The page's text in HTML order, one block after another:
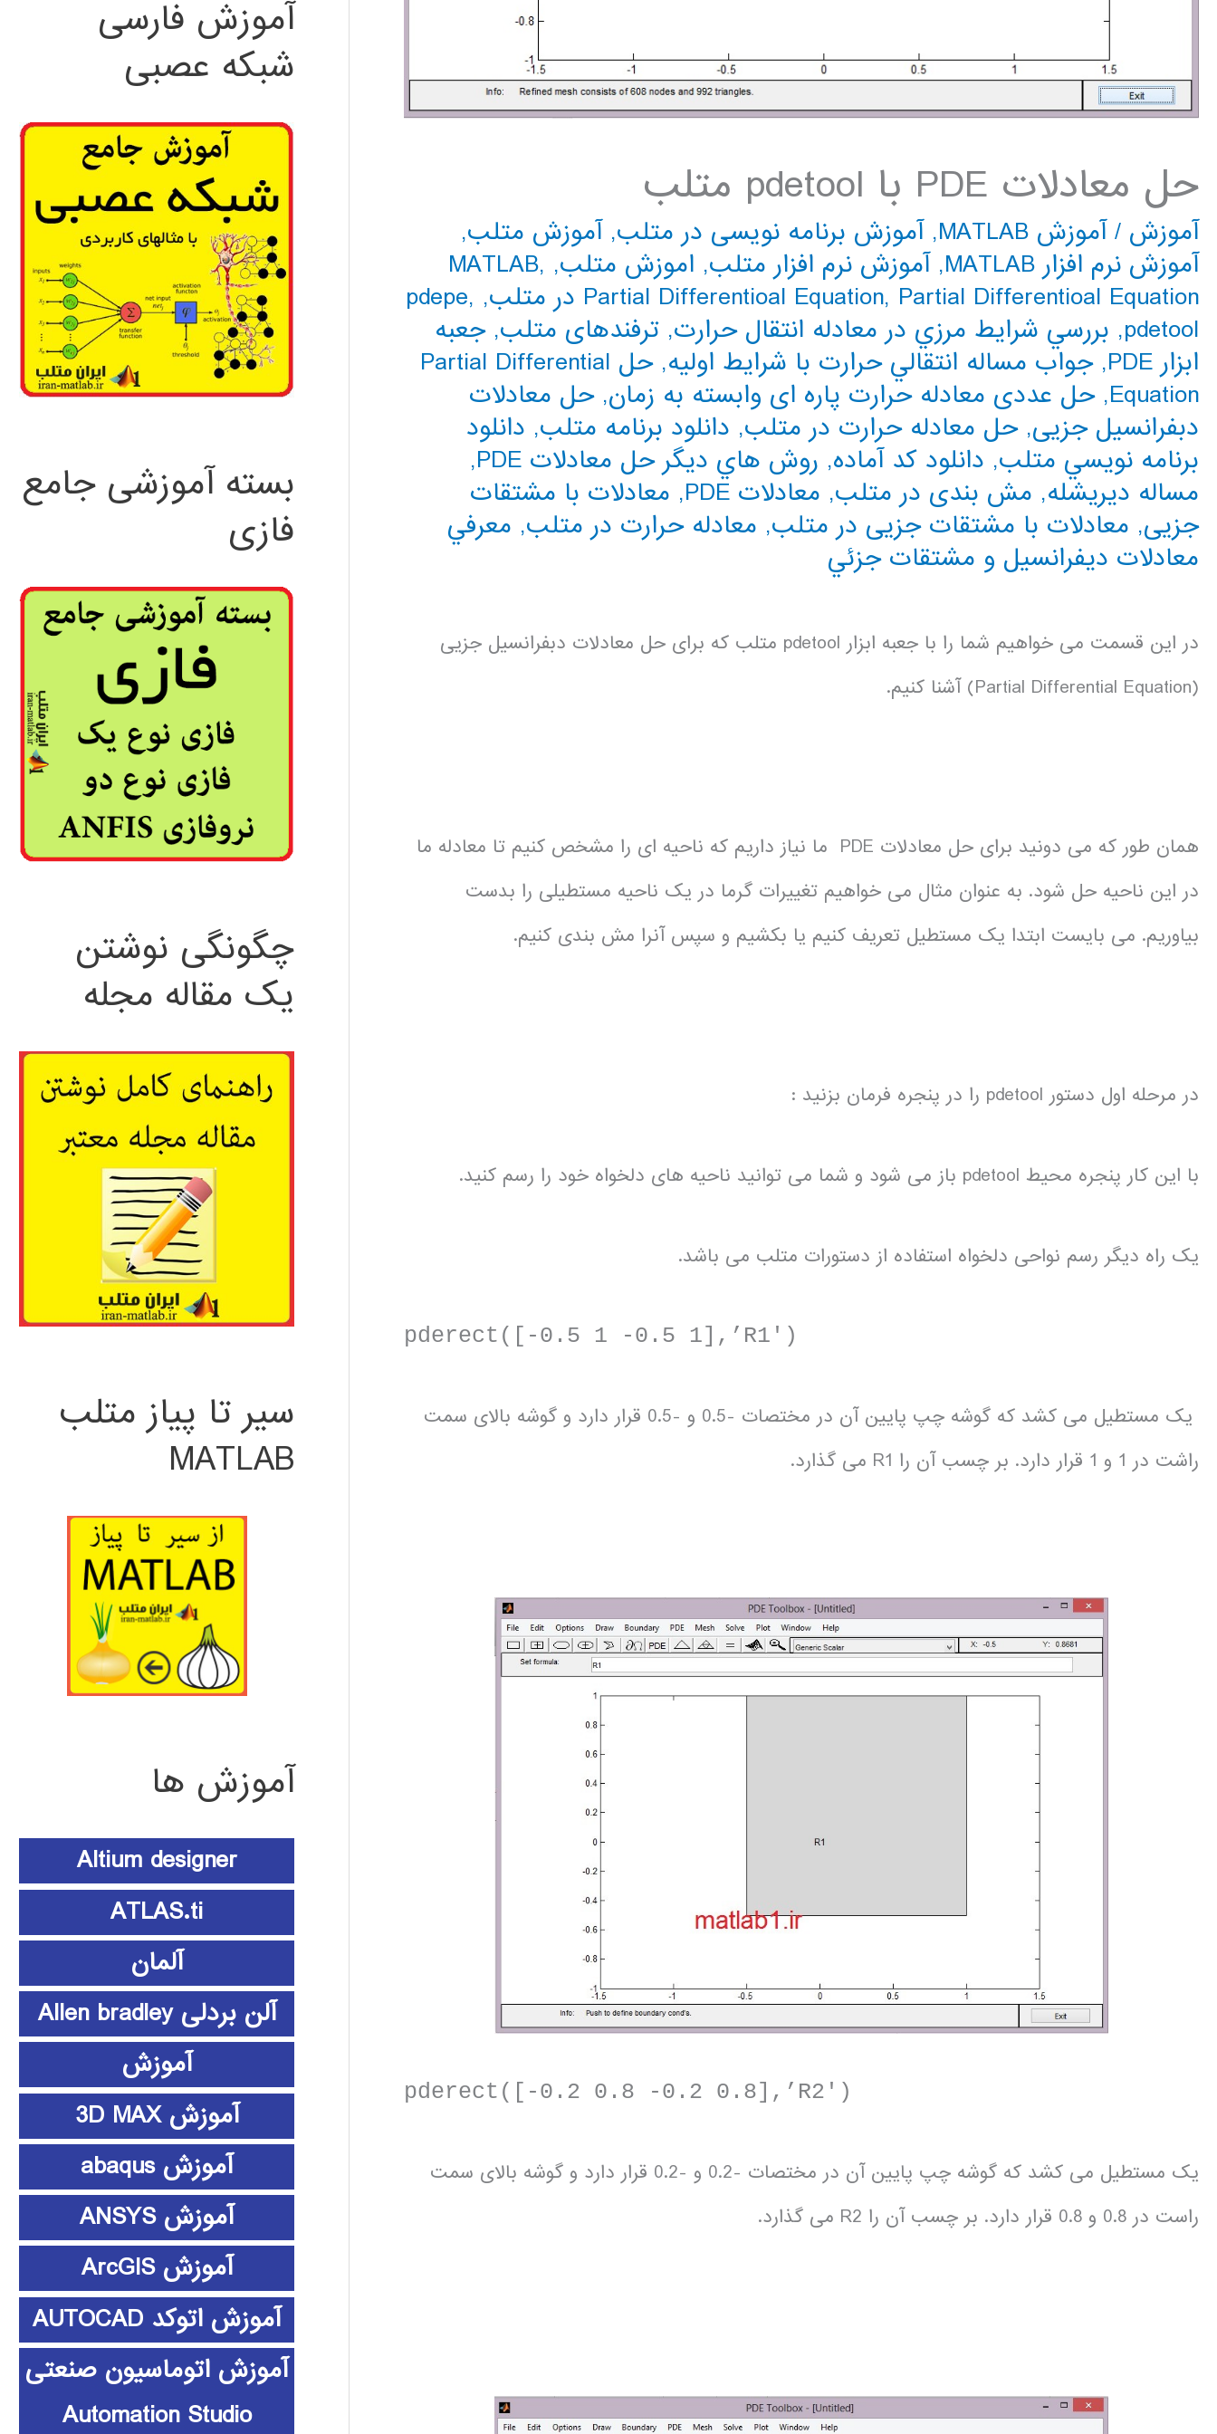
حل معادلات PDE با pdetool متلب
آموزش /آموزش MATLAB ,آموزش برنامه نویسی در متلب,آموزش متلب,
آموزش نرم افزار MATLAB
,آموزش نرم افزار متلب, اموزش متلب,
MATLAB,
Partial Differentioal Equation, Partial Differentioal Equation در متلب ,
pdepe,
pdetool
, بررسي شرايط مرزي در معادله انتقال حرارت, ترفندهای متلب,جعبه
ابزار PDE
,جواب مساله انتقالي حرارت با شرايط اوليه,
حل Partial Differential
Equation
,حل عددی معادله حرارت پاره ای وابسته به زمان,حل معادلات
دبفرانسیل جزیی,حل معادله حرارت در متلب, دانلود برنامه متلب, دانلود
برنامه نويسي متلب, دانلود کد آماده, روش هاي ديگر حل معادلات PDE
,
مساله ديريشله, مش بندی در متلب, معادلات PDE , معادلات با مشتقات
جزیی, معادلات با مشتقات جزیی در متلب, معادله حرارت در متلب, معرفي
معادلات ديفرانسيل و مشتقات جزئي
در این قسمت می خواهیم شما را با جعبه ابزار pdetool متلب که برای حل معادلات دبفرانسیل جزیی
(Partial Differential Equation) آشنا کنیم.
همان طور که می دونید برای حل معادلات PDE ما نیاز داریم که ناحیه ای را مشخص کنیم تا معادله ما
در این ناحیه حل شود. به عنوان مثال می خواهیم تغییرات گرما در یک ناحیه مستطیلی را بدست
بیاوریم. می بایست ابتدا یک مستطیل تعریف کنیم یا بکشیم و سپس آنرا مش بندی کنیم.
در مرحله اول دستور pdetool را در پنجره فرمان بزنید :
با این کار پنجره محیط pdetool باز می شود و شما می توانید ناحیه های دلخواه خود را رسم کنید.
یک راه دیگر رسم نواحی دلخواه استفاده از دستورات متلب می باشد.
pderect([-0.5 1 -0.5 1],’R1′)
یک مستطیل می کشد که گوشه چپ پایین آن در مختصات -0.5 و -0.5 قرار دارد و گوشه بالای سمت
راشت در 1 و 1 قرار دارد. بر چسب آن را R1 می گذارد.
pderect([-0.2 0.8 -0.2 0.8],’R2′)
یک مستطیل می کشد که گوشه چپ پایین آن در مختصات -0.2 و -0.2 قرار دارد و گوشه بالای سمت
راست در 0.8 و 0.8 قرار دارد. بر چسب آن را R2 می گذارد.
آموزش فارسی
شبکه عصبی
بسته آموزشی جامع
فازی
چگونگی نوشتن
یک مقاله مجله
سیر تا پیاز متلب
MATLAB
آموزش ها
Altium designer
ATLAS.ti
آلمان
آلن بردلی Allen bradley
آموزش
آموزش 3D MAX
آموزش abaqus
آموزش ANSYS
آموزش ArcGIS
آموزش اتوکد AUTOCAD
آموزش اتوماسیون صنعتی
Automation Studio